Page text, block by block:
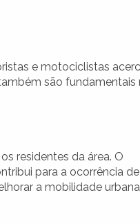
e motociclistas
são fundamentais
residentes da área. O
para a ocorrência de
a mobilidade